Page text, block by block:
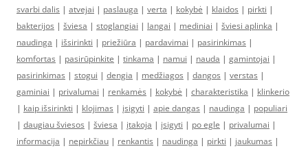
svarbi dalis | atvejai | paslauga | verta | kokybė | klaidos | pirkti |
bakterijos | šviesa | stoglangiai | langai | mediniai | šviesi aplinka |
naudinga | išsirinkti | priežiūra | pardavimai | pasirinkimas |
komfortas | pasirūpinkite | tinkama | namui | nauda | gamintojai |
pasirinkimas | stogui | dengia | medžiagos | dangos | verstas |
gaminiai | privalumai | renkamės | kokybė | charakteristika | klinkerio
| kaip išsirinkti | klojimas | įsigyti | apie dangas | naudinga | populiari
| daugiau šviesos | šviesa | įtakoja | įsigyti | po egle | privalumai |
informacija | nepirkčiau | renkantis | naudinga | pirkti | jaukumas |